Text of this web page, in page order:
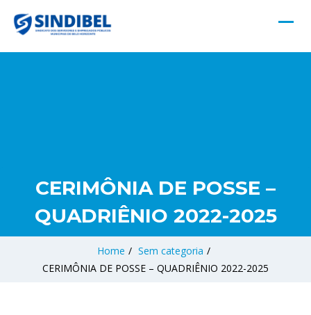
CERIMÔNIA DE POSSE –
QUADRIÊNIO 2022-2025
Home / Sem categoria /
CERIMÔNIA DE POSSE – QUADRIÊNIO 2022-2025